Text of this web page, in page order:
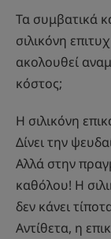
Τα συμβατικά
σιλικόνη
ακολουθεί
κόστος;
Η σιλικόνη
Δίνει την
Αλλά στην
καθόλου! Η
δεν κάνει
Αντίθετα, η